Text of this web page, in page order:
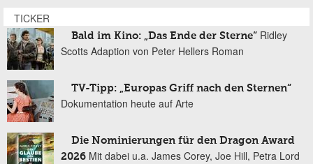
TICKER
Bald im Kino: „Das Ende der Sterne“ Ridley
Scotts Adaption von Peter Hellers Roman
TV-Tipp: „Europas Griff nach den Sternen“
Dokumentation heute auf Arte
Die Nominierungen für den Dragon Award
2026 Mit dabei u.a. James Corey, Joe Hill, Petra Lord